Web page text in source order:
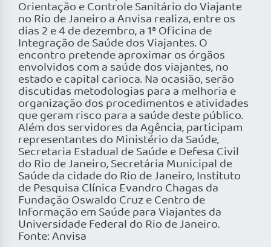
Orientação e Controle Sanitário do Viajante
no Rio de Janeiro a Anvisa realiza, entre os
dias 2 e 4 de dezembro, a 1ª Oficina de
Integração de Saúde dos Viajantes. O
encontro pretende aproximar os órgãos
envolvidos com a saúde dos viajantes, no
estado e capital carioca. Na ocasião, serão
discutidas metodologias para a melhoria e
organização dos procedimentos e atividades
que geram risco para a saúde deste público.
Além dos servidores da Agência, participam
representantes do Ministério da Saúde,
Secretaria Estadual de Saúde e Defesa Civil
do Rio de Janeiro, Secretária Municipal de
Saúde da cidade do Rio de Janeiro, Instituto
de Pesquisa Clínica Evandro Chagas da
Fundação Oswaldo Cruz e Centro de
Informação em Saúde para Viajantes da
Universidade Federal do Rio de Janeiro.
Fonte: Anvisa